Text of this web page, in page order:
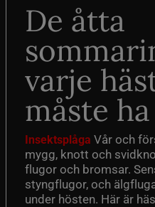
De åtta
varje
måste
Insektsplåga Vår och
mygg, knott och
flugor och bromsar.
styngflugor, och
under hösten. Här är